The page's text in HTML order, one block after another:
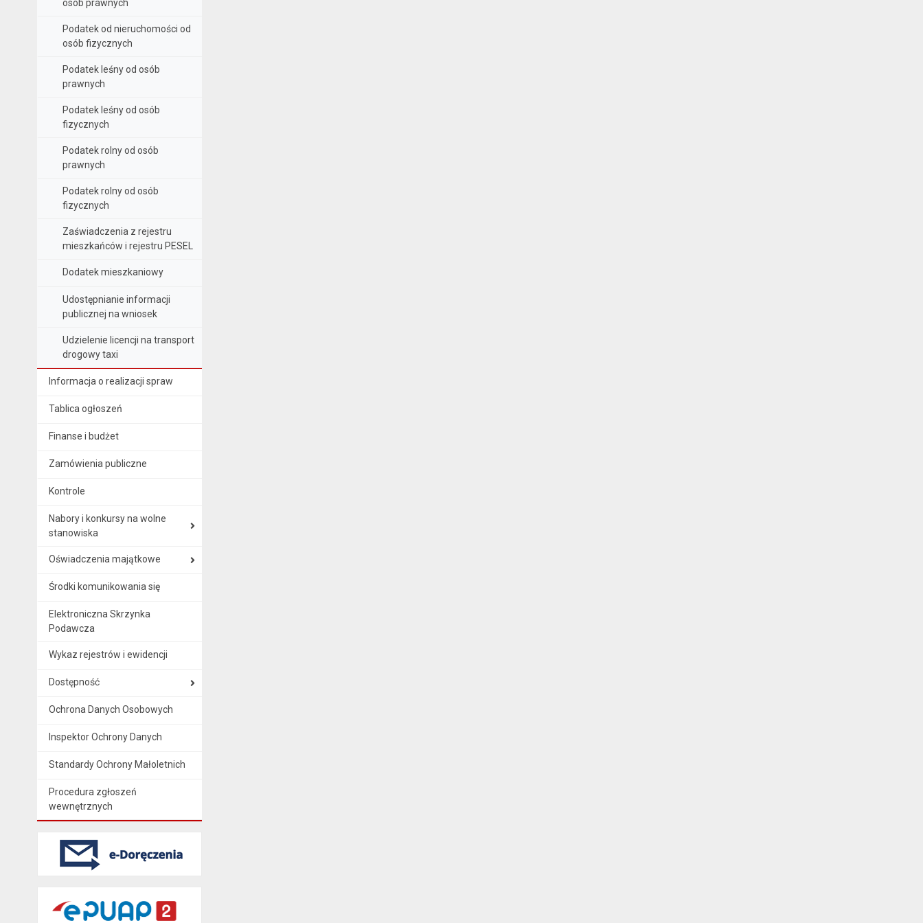
osób prawnych
Podatek od nieruchomości od
osób fizycznych
Podatek leśny od osób
prawnych
Podatek leśny od osób
fizycznych
Podatek rolny od osób
prawnych
Podatek rolny od osób
fizycznych
Zaświadczenia z rejestru
mieszkańców i rejestru PESEL
Dodatek mieszkaniowy
Udostępnianie informacji
publicznej na wniosek
Udzielenie licencji na transport
drogowy taxi
Informacja o realizacji spraw
Tablica ogłoszeń
Finanse i budżet
Zamówienia publiczne
Kontrole
Nabory i konkursy na wolne
stanowiska
Oświadczenia majątkowe
Środki komunikowania się
Elektroniczna Skrzynka
Podawcza
Wykaz rejestrów i ewidencji
Dostępność
Ochrona Danych Osobowych
Inspektor Ochrony Danych
Standardy Ochrony Małoletnich
Procedura zgłoszeń
wewnętrznych